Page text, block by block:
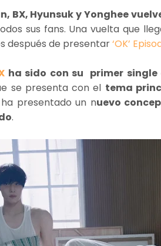
BX, Hyunsuk y Yonghee
sus fans. Una vuelta que
después de presentar‘OK’
ha sido con su primer single
se presenta con el tema
presentado un nuevo
.